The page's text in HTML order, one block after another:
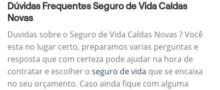
Dúvidas Frequentes Seguro de Vida Caldas
Novas
Duvidas sobre o Seguro de Vida Caldas Novas ? Você
esta no lugar certo, preparamos varias perguntas e
resposta que com certeza pode ajudar na hora de
contratar e escolher o seguro de vida que se encaixa
no seu orçamento. Caso ainda fique com alguma